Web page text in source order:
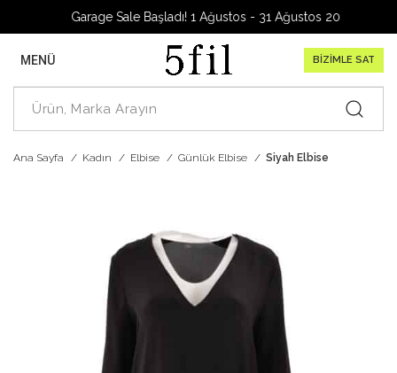
Garage Sale Başladı! 1 Ağustos - 31 Ağustos 2026
MENÜ BİZİMLE SAT
Ana Sayfa Kadın Elbise Günlük Elbise Siyah Elbise